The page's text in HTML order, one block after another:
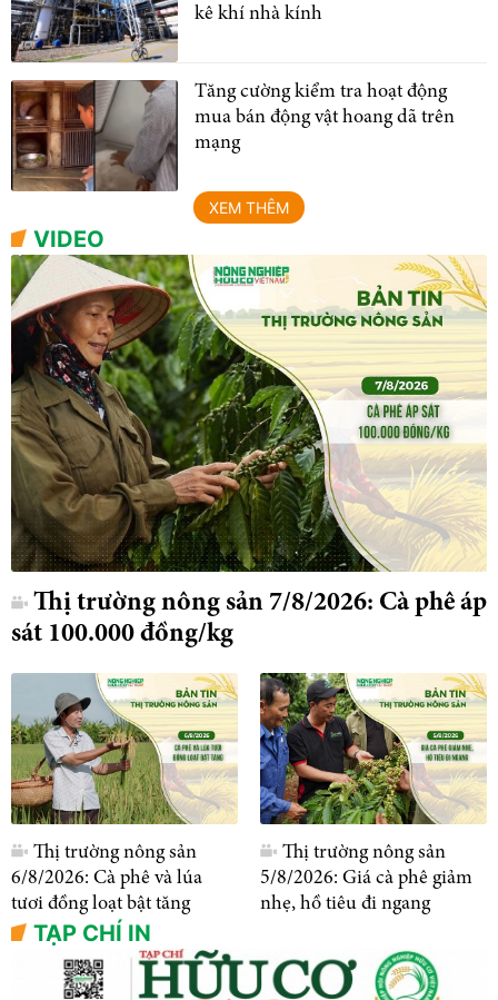
kê khí nhà kính
Tăng cường kiểm tra hoạt động
mua bán động vật hoang dã trên
mạng
XEM THÊM
VIDEO
Thị trường nông sản 7/8/2026: Cà phê áp
sát 100.000 đồng/kg
Thị trường nông sản
6/8/2026: Cà phê và lúa
tươi đồng loạt bật tăng
Thị trường nông sản
5/8/2026: Giá cà phê giảm
nhẹ, hồ tiêu đi ngang
TẠP CHÍ IN